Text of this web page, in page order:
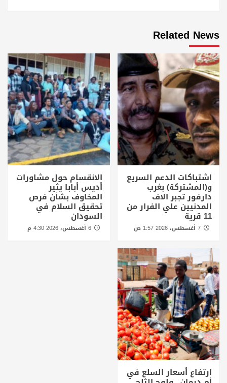
Related News
اشتباكات الدعم السريع
و(المشتركة) بغرب
دارفور تجبر الاف
المدنيين علي الفرار من
11 قرية
الانقسام حول مشاورات
أديس أبابا يثير
المخاوف بشأن فرص
تحقيق السلام في
السودان
6 أغسطس، 2026 4:30 م
ارتفاع أسعار السلع في